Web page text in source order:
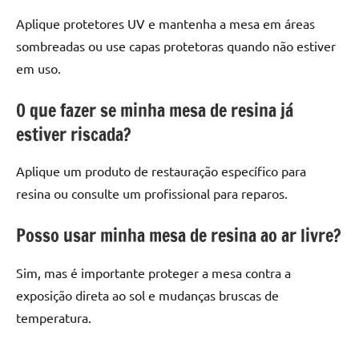
Aplique protetores UV e mantenha a mesa em áreas
sombreadas ou use capas protetoras quando não estiver
em uso.
O que fazer se minha mesa de resina já
estiver riscada?
Aplique um produto de restauração específico para
resina ou consulte um profissional para reparos.
Posso usar minha mesa de resina ao ar livre?
Sim, mas é importante proteger a mesa contra a
exposição direta ao sol e mudanças bruscas de
temperatura.